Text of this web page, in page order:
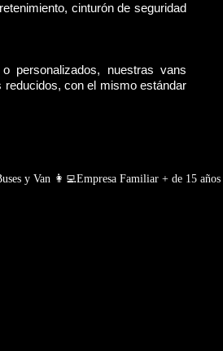
cinturón de seguridad
personalizados, nuestras vans
con el mismo estándar
y Van 👩‍💻Empresa Familiar + de 15